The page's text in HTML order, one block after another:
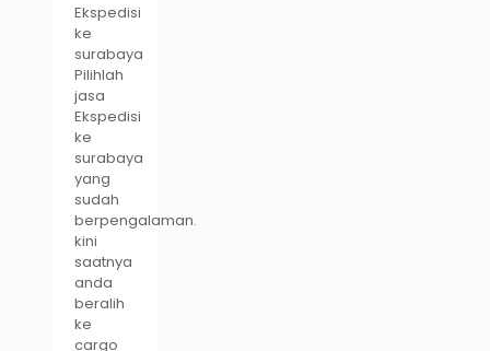
Ekspedisi
ke
surabaya
Pilihlah
jasa
Ekspedisi
ke
surabaya
yang
sudah
berpengalaman.
kini
saatnya
anda
beralih
ke
cargo